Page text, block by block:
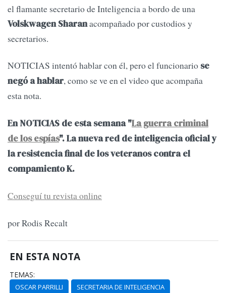
el flamante secretario de Inteligencia a bordo de una
Volskwagen Sharanacompañado por custodios y
secretarios.
NOTICIAS intentó hablar con él, pero el funcionario se
negó a hablar, como se ve en el video que acompaña
esta nota.
En NOTICIAS de esta semana "La guerra criminal
de los espías". La nueva red de inteligencia oficial y
la resistencia final de los veteranos contra el
compamiento K.
Conseguí tu revista online
por Rodis Recalt
EN ESTA NOTA
TEMAS:
OSCAR PARRILLI SECRETARIA DE INTELIGENCIA